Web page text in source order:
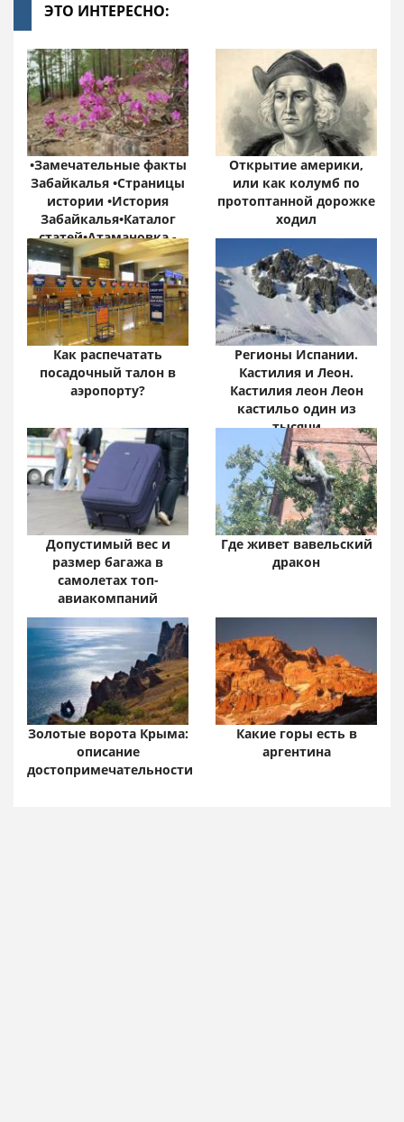
ЭТО ИНТЕРЕСНО:
•Замечательные факты
Забайкалья •Страницы
истории •История
Забайкалья•Каталог
статей•Атамановка -
Онлайн•
Забайкальский край:
цифры и факты
Открытие америки,
или как колумб по
протоптанной дорожке
ходил
Как распечатать
посадочный талон в
аэропорту?
Регионы Испании.
Кастилия и Леон.
Кастилия леон Леон
кастильо один из
тысячи
Допустимый вес и
размер багажа в
самолетах топ-
авиакомпаний
Где живет вавельский
дракон
Золотые ворота Крыма:
описание
достопримечательности
Какие горы есть в
аргентина